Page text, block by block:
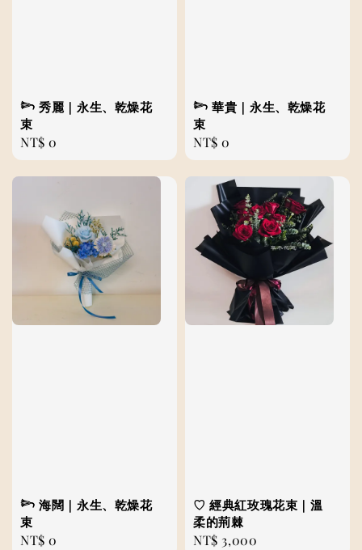
𓆸 秀麗｜永生、乾燥花
束
Regular
price
NT$ 0
𓆸 華貴｜永生、乾燥花
束
Regular
price
NT$ 0
𓆸 海闊｜永生、乾燥花
束
Regular
NT$ 0
♡ 經典紅玫瑰花束｜溫
柔的荊棘
Regular
NT$ 3,000